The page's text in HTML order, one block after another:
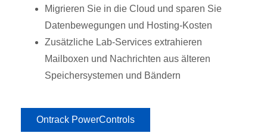
Migrieren Sie in die Cloud und sparen Sie
Datenbewegungen und Hosting-Kosten
Zusätzliche Lab-Services extrahieren
Mailboxen und Nachrichten aus älteren
Speichersystemen und Bändern
Ontrack PowerControls